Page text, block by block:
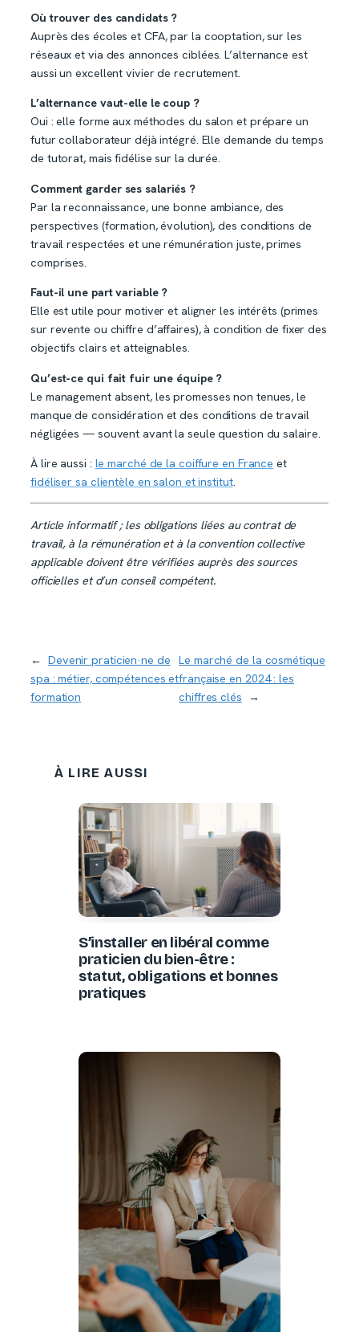
Où trouver des candidats ?
Auprès des écoles et CFA, par la cooptation, sur les
réseaux et via des annonces ciblées. L’alternance est
aussi un excellent vivier de recrutement.
L’alternance vaut-elle le coup ?
Oui : elle forme aux méthodes du salon et prépare un
futur collaborateur déjà intégré. Elle demande du temps
de tutorat, mais fidélise sur la durée.
Comment garder ses salariés ?
Par la reconnaissance, une bonne ambiance, des
perspectives (formation, évolution), des conditions de
travail respectées et une rémunération juste, primes
comprises.
Faut-il une part variable ?
Elle est utile pour motiver et aligner les intérêts (primes
sur revente ou chiffre d’affaires), à condition de fixer des
objectifs clairs et atteignables.
Qu’est-ce qui fait fuir une équipe ?
Le management absent, les promesses non tenues, le
manque de considération et des conditions de travail
négligées — souvent avant la seule question du salaire.
À lire aussi : le marché de la coiffure en France et
fidéliser sa clientèle en salon et institut.
Article informatif ; les obligations liées au contrat de
travail, à la rémunération et à la convention collective
applicable doivent être vérifiées auprès des sources
officielles et d’un conseil compétent.
← Devenir praticien·ne de
spa : métier, compétences et
formation
Le marché de la cosmétique
française en 2024 : les
chiffres clés
→
À LIRE AUSSI
S’installer en libéral comme
praticien du bien-être :
statut, obligations et bonnes
pratiques